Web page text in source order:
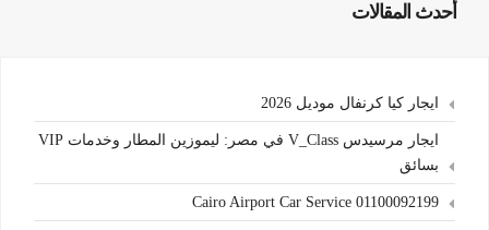
أحدث المقالات
ايجار كيا كرنفال موديل 2026
ايجار مرسيدس V_Class في مصر: ليموزين المطار وخدمات VIP
بسائق
Cairo Airport Car Service 01100092199